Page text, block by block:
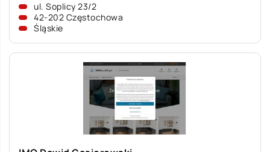
ul. Soplicy 23/2
42-202 Częstochowa
Śląskie